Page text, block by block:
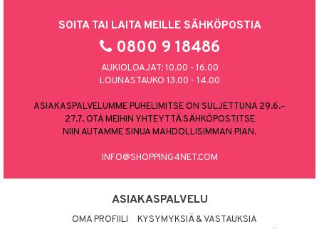
SOITA TAI LAITA MEILLE SÄHKÖPOSTIA
0800 9 18486
AUKIOLOAJAT: 10.00 - 16.00
LOUNASTAUKO 13.00 - 14.00
ASIAKASPALVELUMME PUHELIMITSE ON SULJETTUNA 29.6.–
27.7. OTA MEIHIN YHTEYTTÄ SÄHKÖPOSTITSE
NIIN AUTAMME SINUA MAHDOLLISIMMAN PIAN.
INFO@SHOPPING4NET.COM
ASIAKASPALVELU
OMA PROFIILI
KYSYMYKSIÄ & VASTAUKSIA